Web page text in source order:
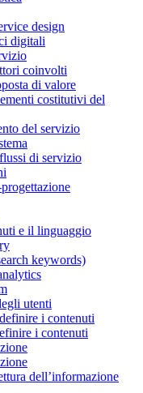
design
digitali
coinvolti
di valore
costitutivi del
del servizio
di servizio
e il linguaggio
keywords)
utenti
i contenuti
i contenuti
dell’informazione